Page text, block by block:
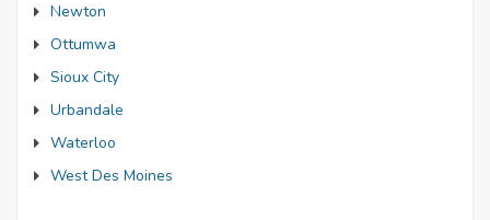
Newton
Ottumwa
Sioux City
Urbandale
Waterloo
West Des Moines